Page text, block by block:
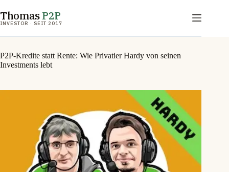
Inhalt
springen
ThomasP2P
INVESTOR · SEIT 2017
P2P-Kredite statt Rente: Wie Privatier Hardy von seinen
Investments lebt